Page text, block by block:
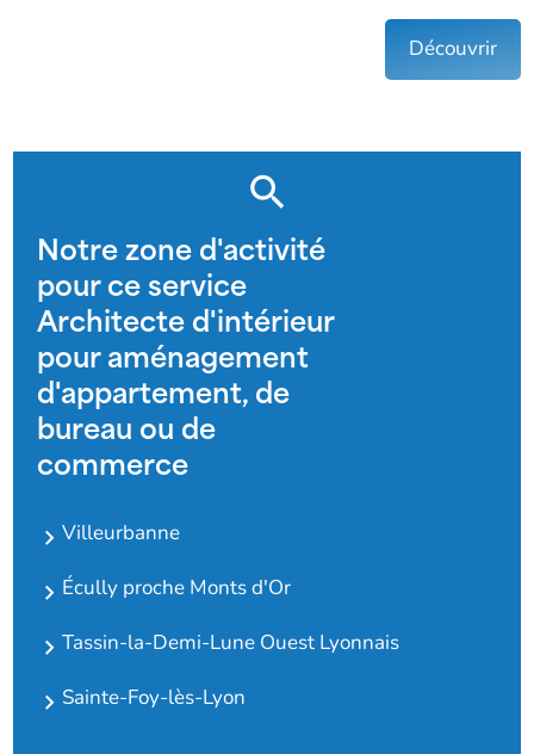
Découvrir
Notre zone d'activité
pour ce service
Architecte d'intérieur
pour aménagement
d'appartement, de
bureau ou de
commerce
Villeurbanne
Écully proche Monts d'Or
Tassin-la-Demi-Lune Ouest Lyonnais
Sainte-Foy-lès-Lyon